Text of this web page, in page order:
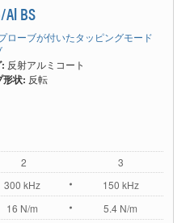
Al BS
ローブが付いたタッピングモード
反射アルミコート
形状: 反転
2
3
300 kHz
150 kHz
16 N/m
5.4 N/m